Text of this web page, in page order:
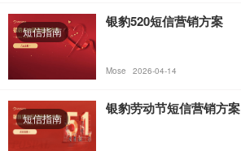
短信指南
银豹520短信营销方案
Mose 2026-04-14
短信指南
银豹劳动节短信营销方案